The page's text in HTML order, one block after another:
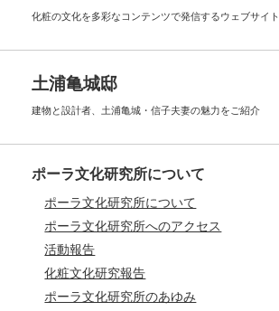
化粧の文化を多彩なコンテンツで発信するウェブサイト
土浦亀城邸
建物と設計者、土浦亀城・信子夫妻の魅力をご紹介
ポーラ文化研究所について
ポーラ文化研究所について
ポーラ文化研究所へのアクセス
活動報告
化粧文化研究報告
ポーラ文化研究所のあゆみ